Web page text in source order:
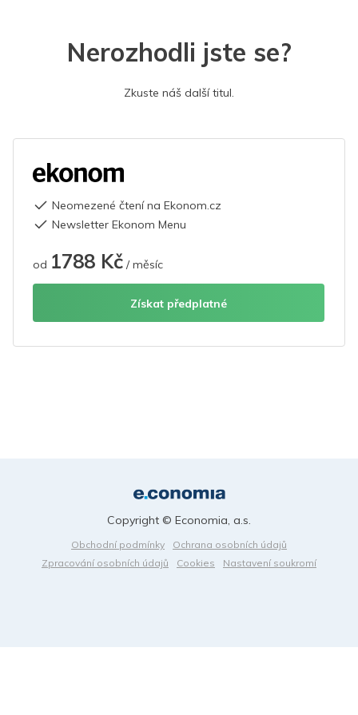
Nerozhodli jste se?
Zkuste náš další titul.
Neomezené čtení na Ekonom.cz
Newsletter Ekonom Menu
od 1788 Kč / měsíc
Získat předplatné
Obchodní podmínky
Ochrana osobních údajů
Zpracování osobních údajů
Cookies Nastavení soukromí
Copyright © Economia, a.s.